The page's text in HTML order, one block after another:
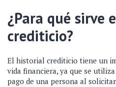
¿Para qué sirve
crediticio?
El historial crediticio tiene un
vida financiera, ya que se
pago de una persona al